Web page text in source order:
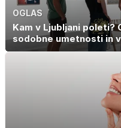
OGLAS
Kam v Ljubljani poleti?
sodobne umetnosti in